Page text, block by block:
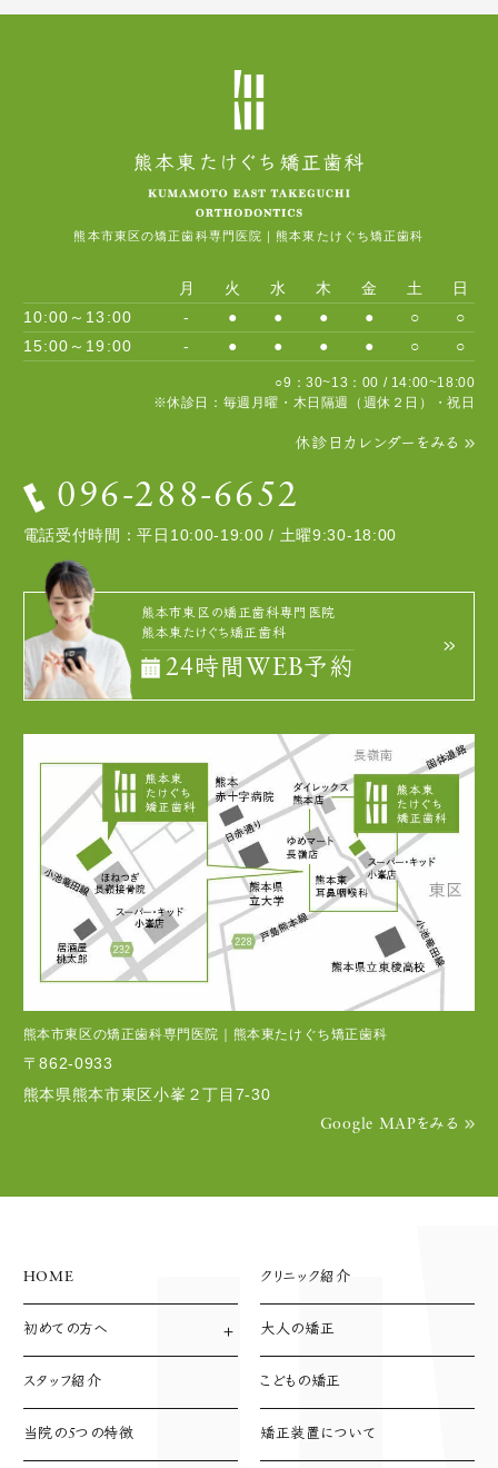
熊本市東区の矯正歯科専門医院｜熊本東たけぐち矯正歯科
月 火 水 木 金 土
日
10:00～13:00
- ● ● ● ● ○
○
15:00～19:00
- ● ● ● ● ○ ○
○9：30~13：00 / 14:00~18:00
※休診日：毎週月曜・木日隔週（週休２日）・祝日
休診日カレンダーをみる
096-288-6652
電話受付時間：平日10:00-19:00 / 土曜9:30-18:00
熊本市東区の矯正歯科専門医院
熊本東たけぐち矯正歯科
24時間WEB予約
熊本市東区の矯正歯科専門医院｜熊本東たけぐち矯正歯科
〒862-0933
熊本県熊本市東区小峯２丁目7-30
Google MAPをみる
HOME
初めての方へ
診療方針
診療の流れ
スタッフ紹介
当院の5つの特徴
クリニック紹介
大人の矯正
こどもの矯正
矯正装置について